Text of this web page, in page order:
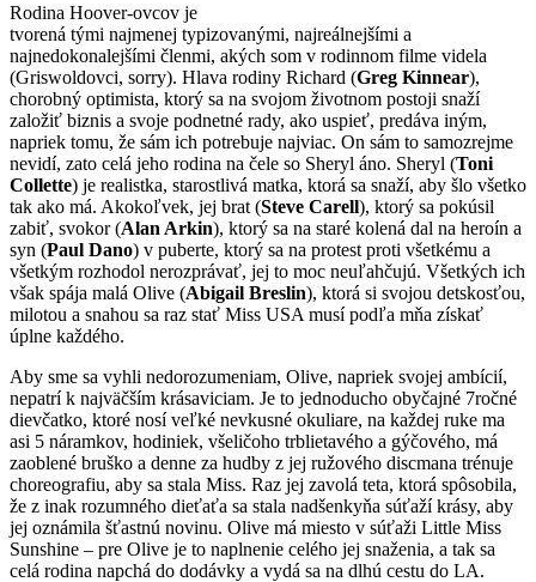
Rodina Hoover-ovcov je
tvorená tými najmenej typizovanými, najreálnejšími a
najnedokonalejšími členmi, akých som v rodinnom filme videla
(Griswoldovci, sorry). Hlava rodiny Richard (Greg Kinnear),
chorobný optimista, ktorý sa na svojom životnom postoji snaží
založiť biznis a svoje podnetné rady, ako uspieť, predáva iným,
napriek tomu, že sám ich potrebuje najviac. On sám to samozrejme
nevidí, zato celá jeho rodina na čele so Sheryl áno. Sheryl (Toni
Collette) je realistka, starostlivá matka, ktorá sa snaží, aby šlo všetko
tak ako má. Akokoľvek, jej brat (Steve Carell), ktorý sa pokúsil
zabiť, svokor (Alan Arkin), ktorý sa na staré kolená dal na heroín a
syn (Paul Dano) v puberte, ktorý sa na protest proti všetkému a
všetkým rozhodol nerozprávať, jej to moc neuľahčujú. Všetkých ich
však spája malá Olive (Abigail Breslin), ktorá si svojou detskosťou,
milotou a snahou sa raz stať Miss USA musí podľa mňa získať
úplne každého.
Aby sme sa vyhli nedorozumeniam, Olive, napriek svojej ambícií,
nepatrí k najväčším krásaviciam. Je to jednoducho obyčajné 7ročné
dievčatko, ktoré nosí veľké nevkusné okuliare, na každej ruke ma
asi 5 náramkov, hodiniek, všeličoho trblietavého a gýčového, má
zaoblené bruško a denne za hudby z jej ružového discmana trénuje
choreografiu, aby sa stala Miss. Raz jej zavolá teta, ktorá spôsobila,
že z inak rozumného dieťaťa sa stala nadšenkyňa súťaží krásy, aby
jej oznámila šťastnú novinu. Olive má miesto v súťaži Little Miss
Sunshine – pre Olive je to naplnenie celého jej snaženia, a tak sa
celá rodina napchá do dodávky a vydá sa na dlhú cestu do LA.